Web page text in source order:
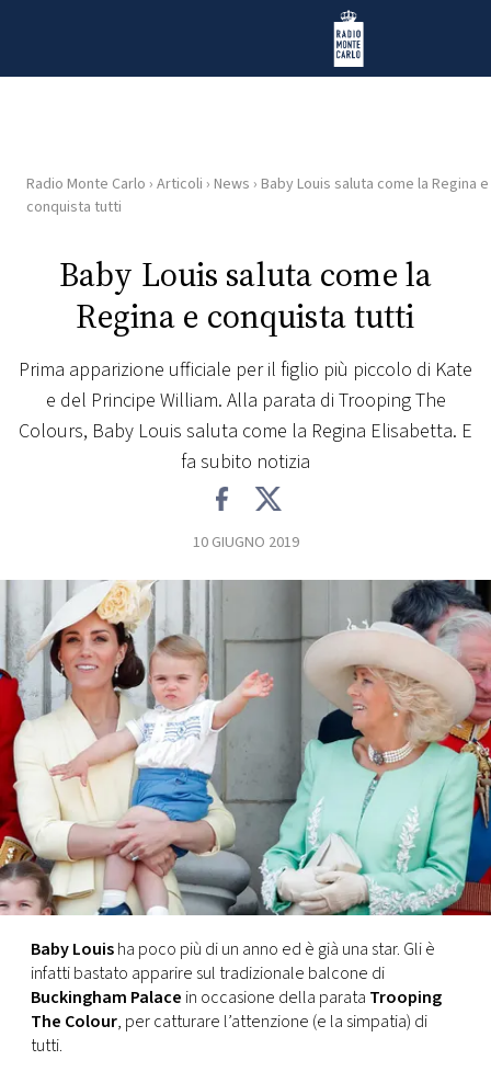
Radio Monte Carlo
HOME
RADIO
WEB
PLAYLIST
CONCORSI
EVENTI
VIDEO
TV
PRINCIPATO
DI
MONACO
RMC
CONSIGLIA
Radio Monte Carlo › Articoli › News › Baby Louis saluta come la Regina e
conquista tutti
Baby Louis saluta come la
Regina e conquista tutti
Prima apparizione ufficiale per il figlio più piccolo di Kate
e del Principe William. Alla parata di Trooping The
Colours, Baby Louis saluta come la Regina Elisabetta. E
fa subito notizia
10 GIUGNO 2019
Baby Louisha poco più di un anno ed è già una star. Gli è
infatti bastato apparire sul tradizionale balcone di
Buckingham Palace in occasione della parata Trooping
The Colour, per catturare l’attenzione (e la simpatia) di
tutti.